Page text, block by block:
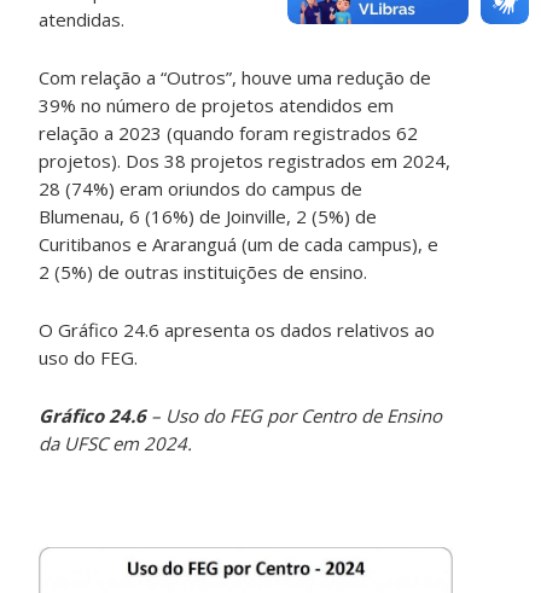
atendidas.
Com relação a “Outros”, houve uma redução de
39% no número de projetos atendidos em
relação a 2023 (quando foram registrados 62
projetos). Dos 38 projetos registrados em 2024,
28 (74%) eram oriundos do campus de
Blumenau, 6 (16%) de Joinville, 2 (5%) de
Curitibanos e Araranguá (um de cada campus), e
2 (5%) de outras instituições de ensino.
O Gráfico 24.6 apresenta os dados relativos ao
uso do FEG.
Gráfico 24.6– Uso do FEG por Centro de Ensino
da UFSC em 2024.